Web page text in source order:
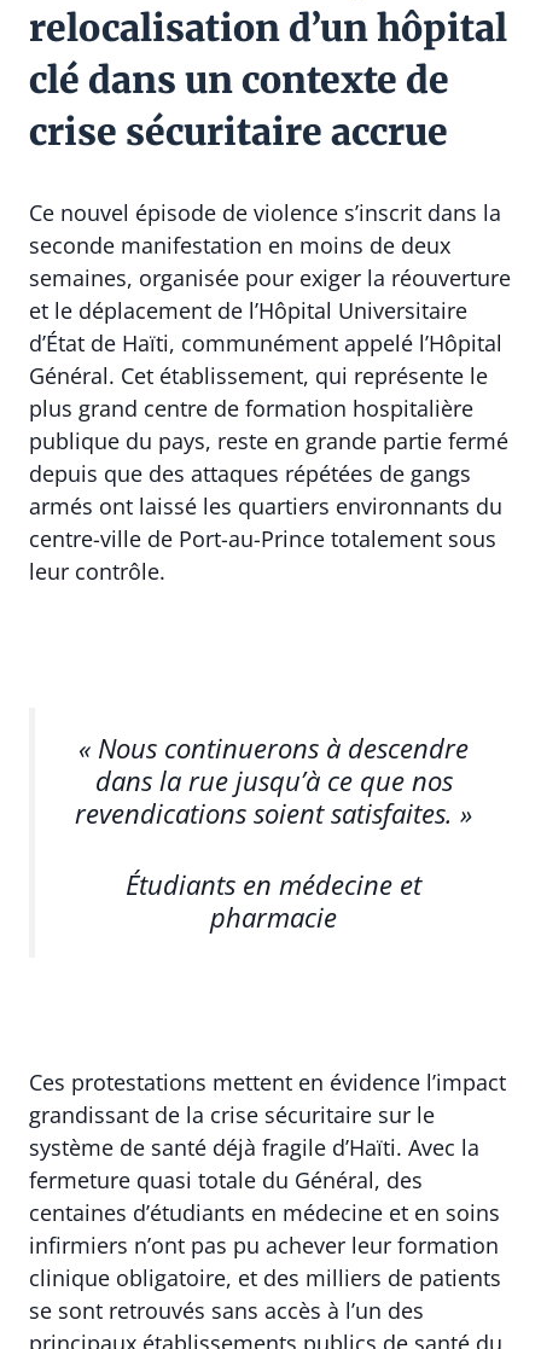
relocalisation d’un hôpital
clé dans un contexte de
crise sécuritaire accrue
Ce nouvel épisode de violence s’inscrit dans la
seconde manifestation en moins de deux
semaines, organisée pour exiger la réouverture
et le déplacement de l’Hôpital Universitaire
d’État de Haïti, communément appelé l’Hôpital
Général. Cet établissement, qui représente le
plus grand centre de formation hospitalière
publique du pays, reste en grande partie fermé
depuis que des attaques répétées de gangs
armés ont laissé les quartiers environnants du
centre-ville de Port-au-Prince totalement sous
leur contrôle.
« Nous continuerons à descendre
dans la rue jusqu’à ce que nos
revendications soient satisfaites. »
Étudiants en médecine et
pharmacie
Ces protestations mettent en évidence l’impact
grandissant de la crise sécuritaire sur le
système de santé déjà fragile d’Haïti. Avec la
fermeture quasi totale du Général, des
centaines d’étudiants en médecine et en soins
infirmiers n’ont pas pu achever leur formation
clinique obligatoire, et des milliers de patients
se sont retrouvés sans accès à l’un des